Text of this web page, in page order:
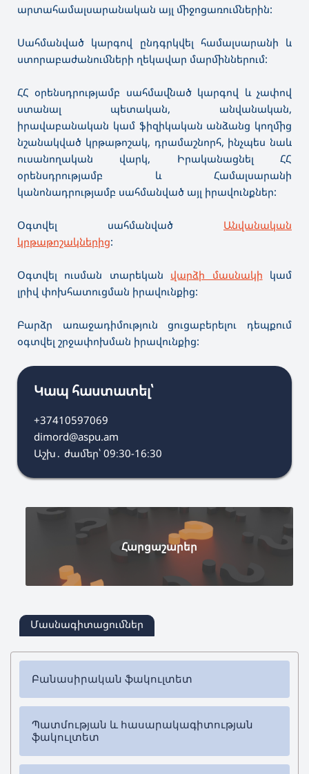
արտահամալսարանական այլ միջոցառումներին:
Սահմանված կարգով ընդգրկվել համալսարանի և
ստորաբաժանումների ղեկավար մարմիններում:
ՀՀ օրենսդրությամբ սահմավնած կարգով և չափով
ստանալ պետական, անվանական,
իրավաբանական կամ ֆիզիկական անձանց կողմից
նշանակված կրթաթոշակ, դրամաշնորհ, ինչպես նաև
ուսանողական վարկ, Իրականացնել ՀՀ
օրենսդրությամբ և Համալսարանի
կանոնադրությամբ սահմանված այլ իրավունքներ:
Օգտվել սահմանված Անվանական
կրթաթոշակներից:
Օգտվել ուսման տարեկան վարձի մասնակի կամ
լրիվ փոխհատուցման իրավունքից:
Բարձր առաջադիմություն ցուցաբերելու դեպքում
օգտվել շրջափոխման իրավունքից:
Կապ հաստատել՝
+37410597069
dimord@aspu.am
Աշխ․ ժամեր՝ 09։30-16։30
Հարցաշարեր
Մասնագիտացումներ
Բանասիրական ֆակուլտետ
➜ Հայոց լեզու և գրականություն
✔ Մագիստրատուրա
Պատմության և հասարակագիտության
ֆակուլտետ